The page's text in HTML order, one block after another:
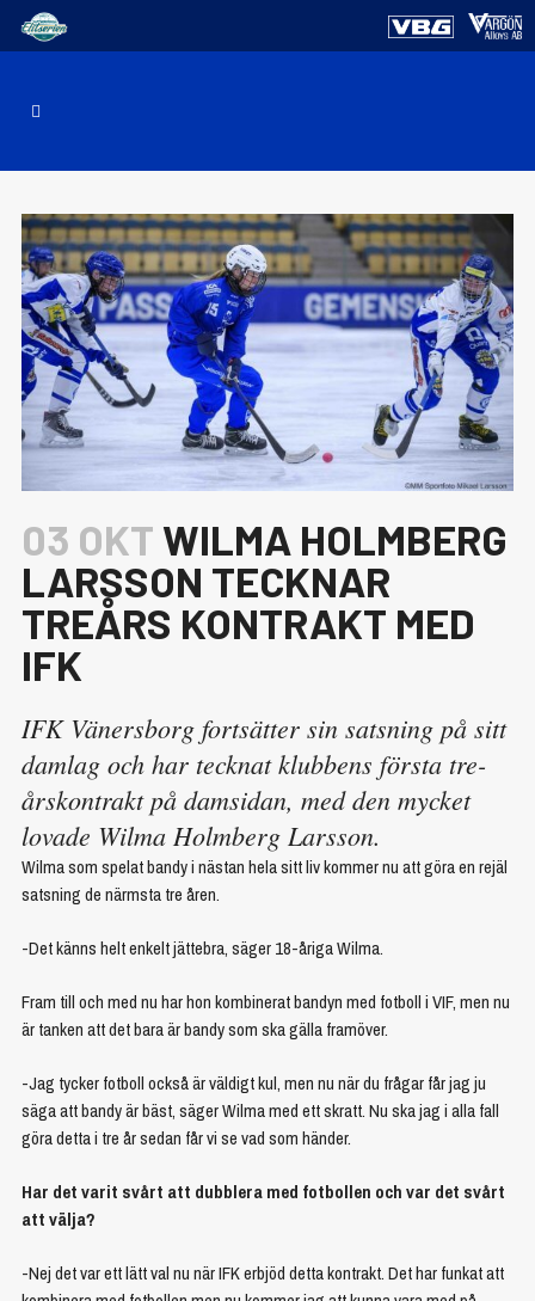
03 OKT WILMA HOLMBERG
LARSSON TECKNAR
TREÅRS KONTRAKT MED
IFK
IFK Vänersborg fortsätter sin satsning på sitt
damlag och har tecknat klubbens första tre-
årskontrakt på damsidan, med den mycket
lovade Wilma Holmberg Larsson.
Wilma som spelat bandy i nästan hela sitt liv kommer nu att göra en rejäl
satsning de närmsta tre åren.
-Det känns helt enkelt jättebra, säger 18-åriga Wilma.
Fram till och med nu har hon kombinerat bandyn med fotboll i VIF, men nu
är tanken att det bara är bandy som ska gälla framöver.
-Jag tycker fotboll också är väldigt kul, men nu när du frågar får jag ju
säga att bandy är bäst, säger Wilma med ett skratt. Nu ska jag i alla fall
göra detta i tre år sedan får vi se vad som händer.
Har det varit svårt att dubblera med fotbollen och var det svårt
att välja?
-Nej det var ett lätt val nu när IFK erbjöd detta kontrakt. Det har funkat att